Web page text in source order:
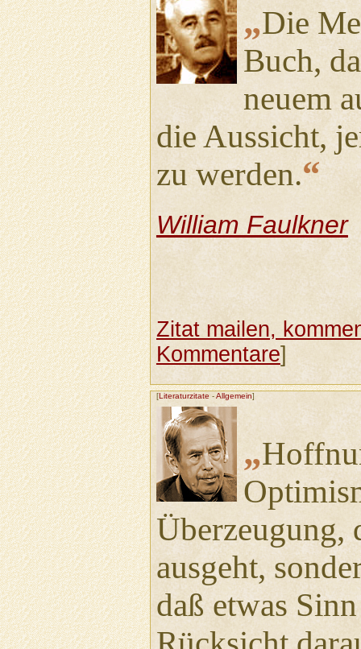
„Die
Buch,
neuem
die Aussicht,
zu werden.“
William Faulkner
Zitat mailen,
Kommentare]
[Literaturzitate -Allgemein]
„
Überzeugung,
ausgeht,
daß etwas